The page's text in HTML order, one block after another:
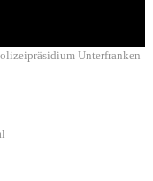
Unterfranken